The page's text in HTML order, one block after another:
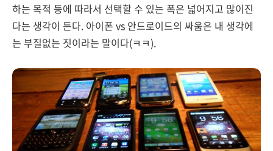
하는 목적 등에 따라서 선택할 수 있는 폭은 넓어지고 많이진
다는 생각이 든다. 아이폰 vs 안드로이드의 싸움은 내 생각에
는 부질없는 짓이라는 말이다(ㅋㅋ).